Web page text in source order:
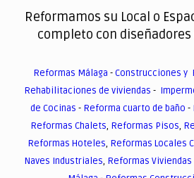
Reformamos su Local o
completo con
Reformas Málaga -Construcciones y
Rehabilitaciones de viviendas -
de Cocinas - Reforma cuarto de baño -
Reformas Chalets, Reformas Pisos,
Reformas Hoteles, Reformas Locales
Naves Industriales, Reformas Viviendas